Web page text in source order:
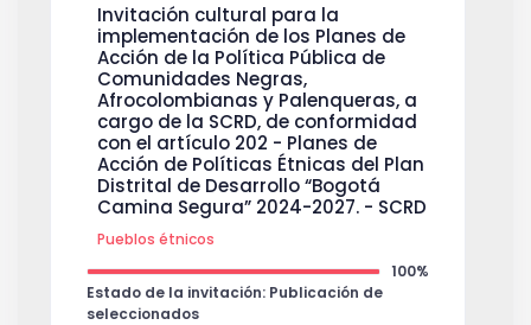
Invitación cultural para la
implementación de los Planes de
Acción de la Política Pública de
Comunidades Negras,
Afrocolombianas y Palenqueras, a
cargo de la SCRD, de conformidad
con el artículo 202 - Planes de
Acción de Políticas Étnicas del Plan
Distrital de Desarrollo “Bogotá
Camina Segura” 2024-2027. - SCRD
Pueblos étnicos
100%
Estado de la invitación: Publicación de
seleccionados